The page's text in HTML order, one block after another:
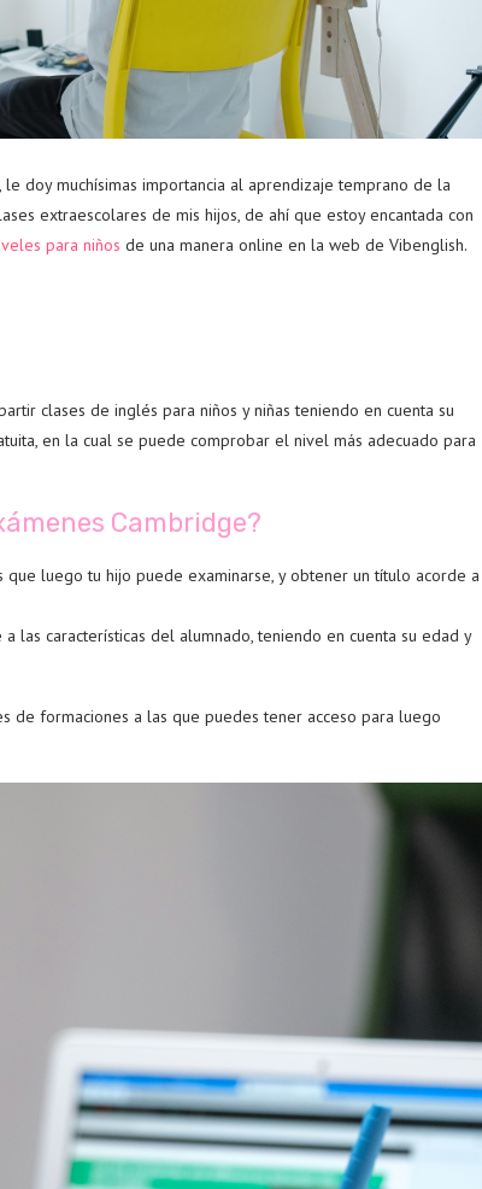
doy muchísimas importancia al aprendizaje temprano de la
extraescolares de mis hijos, de ahí que estoy encantada con
para niños de una manera online en la web de Vibenglish.
clases de inglés para niños y niñas teniendo en cuenta su
en la cual se puede comprobar el nivel más adecuado para
Cambridge?
luego tu hijo puede examinarse, y obtener un título acorde a
las características del alumnado, teniendo en cuenta su edad y
de formaciones a las que puedes tener acceso para luego